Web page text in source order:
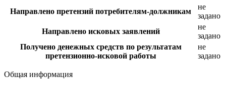
Направлено претензий потребителям-должникам
не
задано
Направлено исковых заявлений
не
задано
Получено денежных средств по результатам
претензионно-исковой работы
не
задано
Общая информация